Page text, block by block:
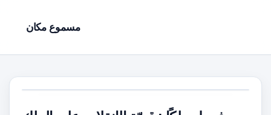
مسموع مكان